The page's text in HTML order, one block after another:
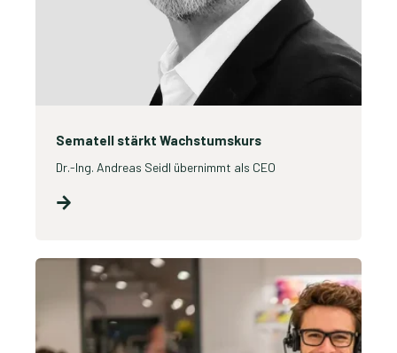
Sematell stärkt Wachstumskurs
Dr.-Ing. Andreas Seidl übernimmt als CEO